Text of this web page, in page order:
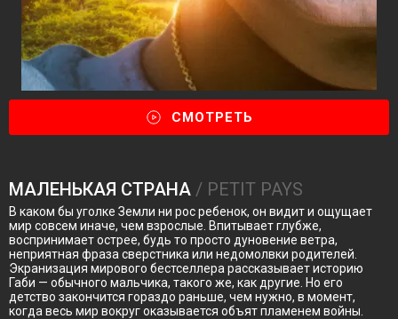
СМОТРЕТЬ
МАЛЕНЬКАЯ СТРАНА / PETIT PAYS
В каком бы уголке Земли ни рос ребенок, он видит и ощущает
мир совсем иначе, чем взрослые. Впитывает глубже,
воспринимает острее, будь то просто дуновение ветра,
неприятная фраза сверстника или недомолвки родителей.
Экранизация мирового бестселлера рассказывает историю
Габи — обычного мальчика, такого же, как другие. Но его
детство закончится гораздо раньше, чем нужно, в момент,
когда весь мир вокруг оказывается объят пламенем войны.